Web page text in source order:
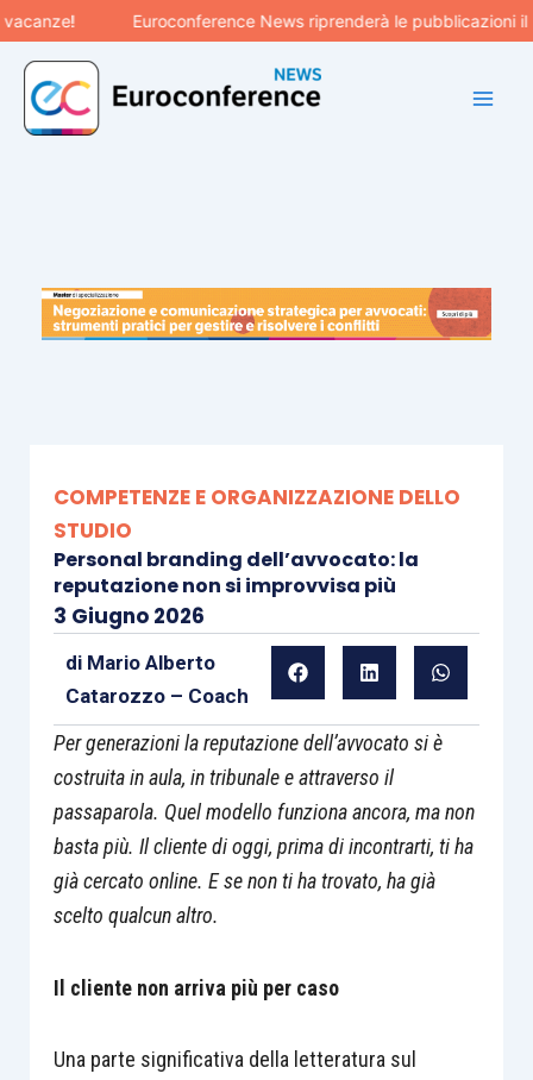
Vai
al
contenuto
Euroconference News riprenderà le pubblicazioni il 31
COMPETENZE E ORGANIZZAZIONE DELLO
STUDIO
Personal branding dell’avvocato: la
reputazione non si improvvisa più
3 Giugno 2026
di Mario Alberto
Catarozzo – Coach
Per generazioni la reputazione dell’avvocato si è
costruita in aula, in tribunale e attraverso il
passaparola. Quel modello funziona ancora, ma non
basta più. Il cliente di oggi, prima di incontrarti, ti ha
già cercato online. E se non ti ha trovato, ha già
scelto qualcun altro.
Il cliente non arriva più per caso
Una parte significativa della letteratura sul